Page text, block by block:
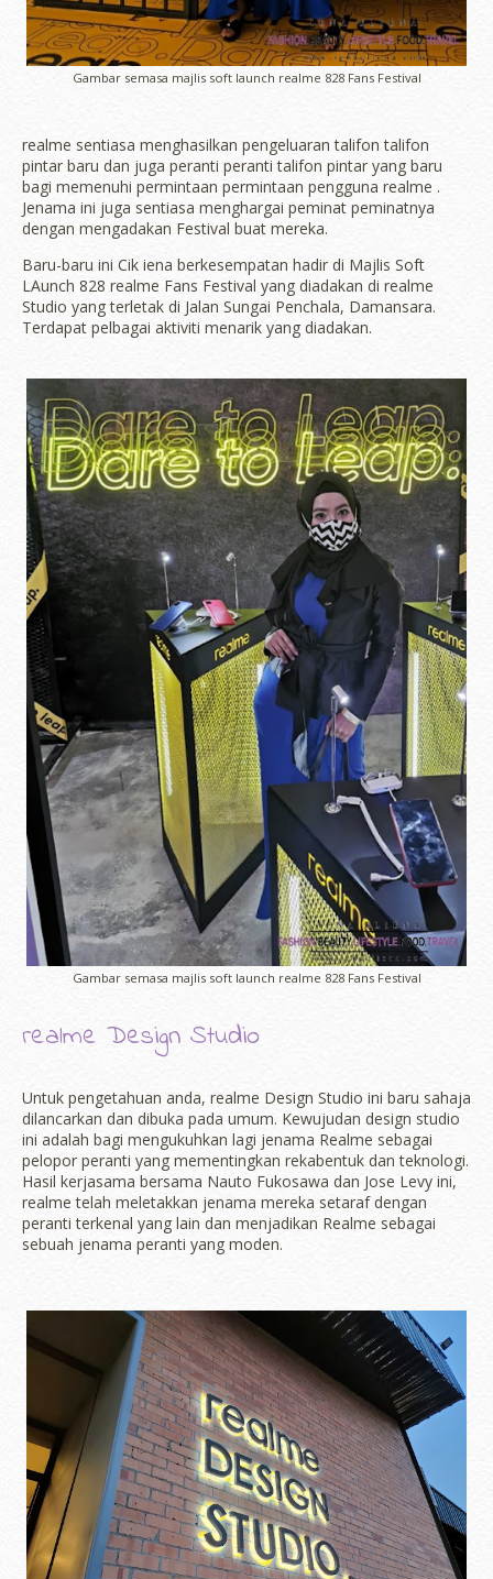
Gambar semasa majlis soft launch realme 828 Fans Festival
realme sentiasa menghasilkan pengeluaran talifon talifon
pintar baru dan juga peranti peranti talifon pintar yang baru
bagi memenuhi permintaan permintaan pengguna realme .
Jenama ini juga sentiasa menghargai peminat peminatnya
dengan mengadakan Festival buat mereka.
Baru-baru ini Cik iena berkesempatan hadir di Majlis Soft
LAunch 828 realme Fans Festival yang diadakan di realme
Studio yang terletak di Jalan Sungai Penchala, Damansara.
Terdapat pelbagai aktiviti menarik yang diadakan.
Gambar semasa majlis soft launch realme 828 Fans Festival
realme Design Studio
Untuk pengetahuan anda, realme Design Studio ini baru sahaja
dilancarkan dan dibuka pada umum. Kewujudan design studio
ini adalah bagi mengukuhkan lagi jenama Realme sebagai
pelopor peranti yang mementingkan rekabentuk dan teknologi.
Hasil kerjasama bersama Nauto Fukosawa dan Jose Levy ini,
realme telah meletakkan jenama mereka setaraf dengan
peranti terkenal yang lain dan menjadikan Realme sebagai
sebuah jenama peranti yang moden.